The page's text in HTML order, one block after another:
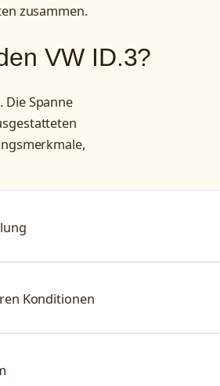
zusammen.
VW ID.3?
Die Spanne
Konditionen